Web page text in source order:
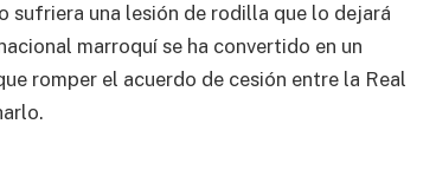
sufriera una lesión de rodilla que lo dejará
marroquí se ha convertido en un
romper el acuerdo de cesión entre la Real